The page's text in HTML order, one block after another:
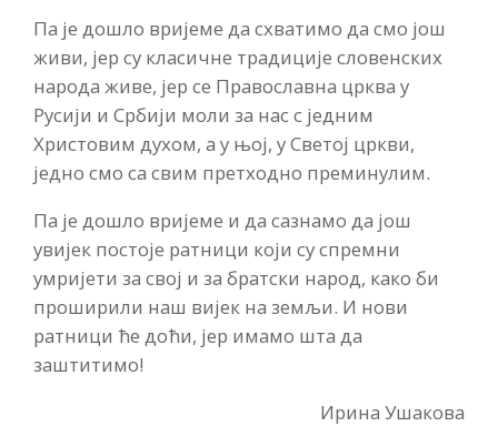
Па је дошло вријеме да схватимо да смо још
живи, јер су класичне традиције словенских
народа живе, јер се Православна црква у
Русији и Србији моли за нас с једним
Христовим духом, а у њој, у Светој цркви,
једно смо са свим претходно преминулим.
Па је дошло вријеме и да сазнамо да још
увијек постоје ратници који су спремни
умријети за свој и за братски народ, како би
проширили наш вијек на земљи. И нови
ратници ће доћи, јер имамо шта да
заштитимо!
Ирина Ушакова